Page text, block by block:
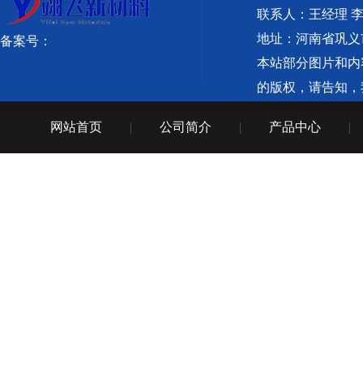
备案号：
联系人：王经理
地址：河南省巩
本站部分图片和
的版权，请告知
网站首页
| 公司简介 | 产品中心 |